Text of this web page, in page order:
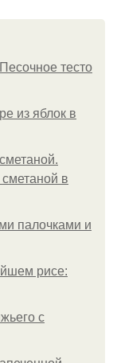
тесто
из яблок в
в
палочками и
рисе:
с